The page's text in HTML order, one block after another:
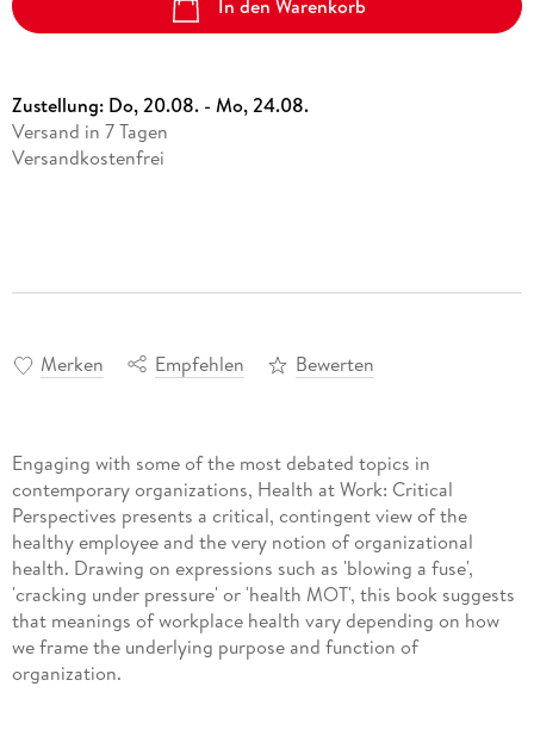
In den Warenkorb
Zustellung: Do, 20.08. - Mo, 24.08.
Versand in 7 Tagen
Versandkostenfrei
Merken Empfehlen Bewerten
Engaging with some of the most debated topics in
contemporary organizations, Health at Work: Critical
Perspectives presents a critical, contingent view of the
healthy employee and the very notion of organizational
health. Drawing on expressions such as 'blowing a fuse',
'cracking under pressure' or 'health MOT', this book suggests
that meanings of workplace health vary depending on how
we frame the underlying purpose and function of
organization.